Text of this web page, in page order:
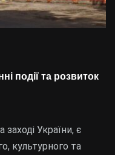
події та розвиток
України, є
культурного та